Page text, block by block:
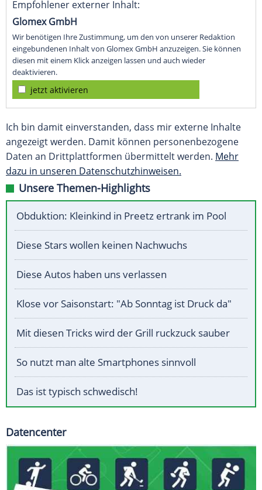
Empfohlener externer Inhalt:
Glomex GmbH
Wir benötigen Ihre Zustimmung, um den von unserer Redaktion
eingebundenen Inhalt von Glomex GmbH anzuzeigen. Sie können
diesen mit einem Klick anzeigen lassen und auch wieder
deaktivieren.
jetzt aktivieren
Ich bin damit einverstanden, dass mir externe Inhalte
angezeigt werden. Damit können personenbezogene
Daten an Drittplattformen übermittelt werden. Mehr
dazu in unseren Datenschutzhinweisen.
Unsere Themen-Highlights
Obduktion: Kleinkind in Preetz ertrank im Pool
Diese Stars wollen keinen Nachwuchs
Diese Autos haben uns verlassen
Klose vor Saisonstart: "Ab Sonntag ist Druck da"
Mit diesen Tricks wird der Grill ruckzuck sauber
So nutzt man alte Smartphones sinnvoll
Das ist typisch schwedisch!
Datencenter